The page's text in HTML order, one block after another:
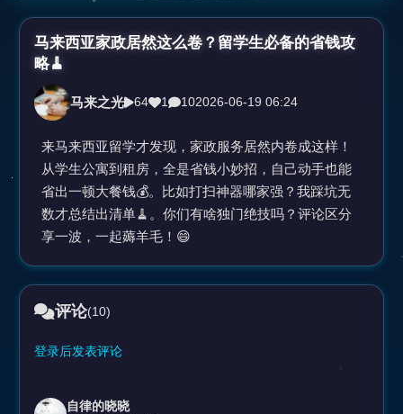
视
频
马来西亚家政居然这么卷？留学生必备的省钱攻
略🧹
马来之光 64 1 102026-06-19 06:24
来马来西亚留学才发现，家政服务居然内卷成这样！
从学生公寓到租房，全是省钱小妙招，自己动手也能
省出一顿大餐钱💰。比如打扫神器哪家强？我踩坑无
数才总结出清单🧹。你们有啥独门绝技吗？评论区分
享一波，一起薅羊毛！😄
评论(10)
登录后发表评论
自律的晓晓